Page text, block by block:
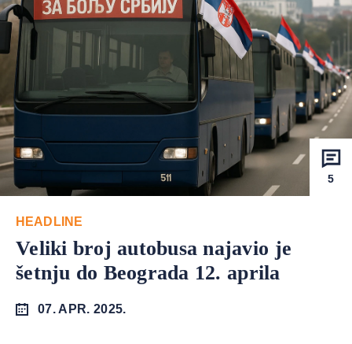
5
HEADLINE
Veliki broj autobusa najavio je
šetnju do Beograda 12. aprila
07. APR. 2025.